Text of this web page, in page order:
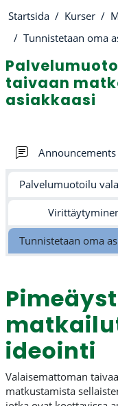
Startsida Kurser
Tunnistetaan oma
taivaan
asiakkaasi
Announcements
ideointi
Valaisemattoman
matkustamista